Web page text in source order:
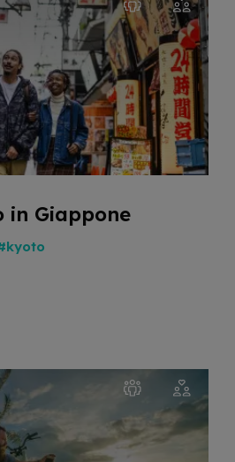
in Giappone